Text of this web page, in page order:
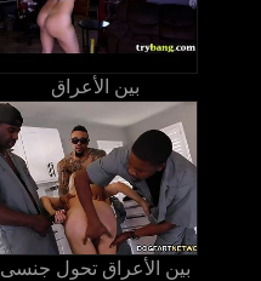
بين الأعراق
بين الأعراق تحول جنسى